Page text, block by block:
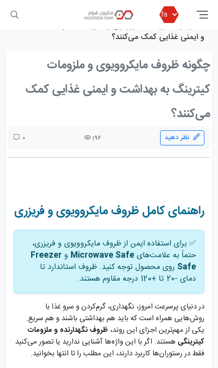
مازرون فوم
بلاگ مازرون فوم
چگونه ظروف مایکروویوی و ملزومات کیترینگ به بهداشت
و ایمنی غذایی کمک می‌کنند؟
چگونه ظروف مایکروویوی و ملزومات
کیترینگ به بهداشت و ایمنی غذایی کمک
می‌کنند؟
0 196 نظر دهید
راهنمای کامل ظروف مایکروویوی و فریزری
✅ برای استفاده ایمن از ظروف مایکروویوی و فریزری،
حتماً به علامت‌هایMicrowave Safe و Freezer
Safe روی محصول توجه کنید. ظروف استاندارد تا
دمای -20 تا +120 درجه مقاوم هستند.
در دنیای پرسرعت امروز، نگهداری، گرم‌کردن و سرو غذا با
روش‌هایی همراه است که باید هم بهداشتی باشند و هم سریع.
یکی از مهم‌ترین اجزای این روند، ظروف نگهدارنده و ملزومات
کیترینگی هستند. اگر با این واژه‌ها آشنایی ندارید یا تصور می‌کنید
فقط در رستوران‌ها کاربرد دارند، این مطلب را تا انتها بخوانید.